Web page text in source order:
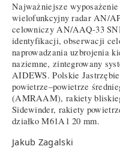
Najważniejsze
wielofunkcyjny radar AN/
celowniczy AN/AAQ-33
identyfikacji, obserwacji
naprowadzania uzbrojenia
naziemne, zintegrowany
AIDEWS. Polskie
powietrze–powietrze
(AMRAAM), rakiety
Sidewinder, rakiety
działko M61A1 20 mm.
Jakub Zagalski